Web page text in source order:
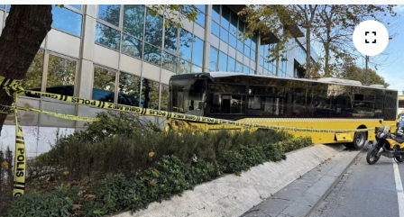
Özel Haberler
Kadın
Erişim Bilgileri
Sağlık
Teknoloji